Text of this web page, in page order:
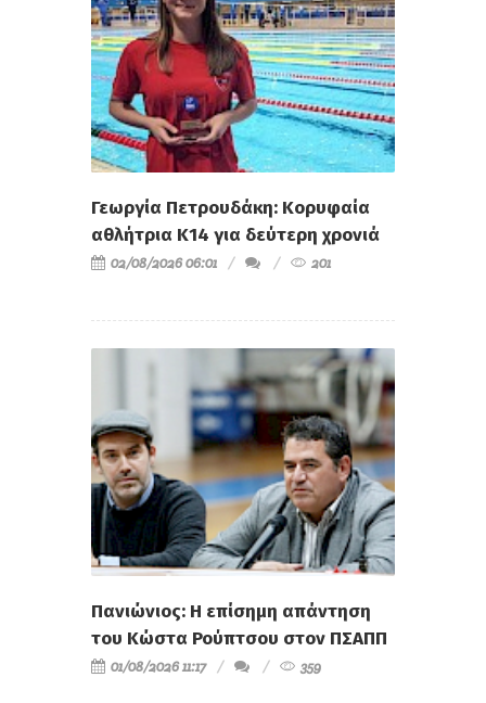
Γεωργία Πετρουδάκη: Κορυφαία
αθλήτρια Κ14 για δεύτερη χρονιά
02/08/2026 06:01 201
Πανιώνιος: Η επίσημη απάντηση
του Κώστα Ρούπτσου στον ΠΣΑΠΠ
01/08/2026 11:17 359